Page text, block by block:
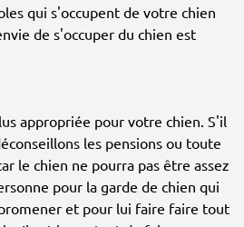
qui s'occupent de votre chien
de s'occuper du chien est
appropriée pour votre chien. S'il
les pensions ou toute
le chien ne pourra pas être assez
pour la garde de chien qui
et pour lui faire faire tout